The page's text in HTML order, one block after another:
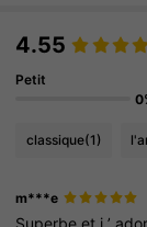
4.55
Petit
classique(1)
m***e
Superbeet j’